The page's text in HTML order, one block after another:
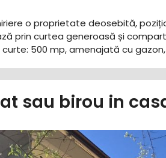
o proprietate deosebită,
prin curtea generoasă și
500 mp, amenajată cu
sau birou in